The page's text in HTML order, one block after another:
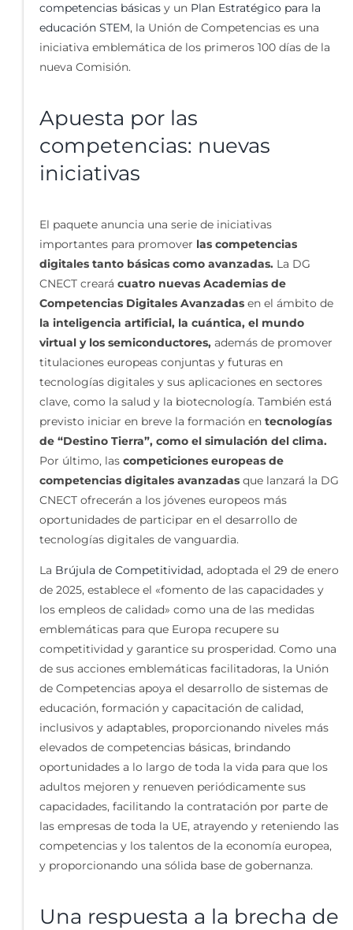
competencias básicas y un Plan Estratégico para la
educación STEM, la Unión de Competencias es una
iniciativa emblemática de los primeros 100 días de la
nueva Comisión.
Apuesta por las
competencias: nuevas
iniciativas
El paquete anuncia una serie de iniciativas
importantes para promover las competencias
digitales tanto básicas como avanzadas. La DG
CNECT creará cuatro nuevas Academias de
Competencias Digitales Avanzadas en el ámbito de
la inteligencia artificial, la cuántica, el mundo
virtual y los semiconductores, además de promover
titulaciones europeas conjuntas y futuras en
tecnologías digitales y sus aplicaciones en sectores
clave, como la salud y la biotecnología. También está
previsto iniciar en breve la formación en tecnologías
de “Destino Tierra”, como el simulación del clima.
Por último, las competiciones europeas de
competencias digitales avanzadas que lanzará la DG
CNECT ofrecerán a los jóvenes europeos más
oportunidades de participar en el desarrollo de
tecnologías digitales de vanguardia.
La Brújula de Competitividad, adoptada el 29 de enero
de 2025, establece el «fomento de las capacidades y
los empleos de calidad» como una de las medidas
emblemáticas para que Europa recupere su
competitividad y garantice su prosperidad. Como una
de sus acciones emblemáticas facilitadoras, la Unión
de Competencias apoya el desarrollo de sistemas de
educación, formación y capacitación de calidad,
inclusivos y adaptables, proporcionando niveles más
elevados de competencias básicas, brindando
oportunidades a lo largo de toda la vida para que los
adultos mejoren y renueven periódicamente sus
capacidades, facilitando la contratación por parte de
las empresas de toda la UE, atrayendo y reteniendo las
competencias y los talentos de la economía europea,
y proporcionando una sólida base de gobernanza.
Una respuesta a la brecha de